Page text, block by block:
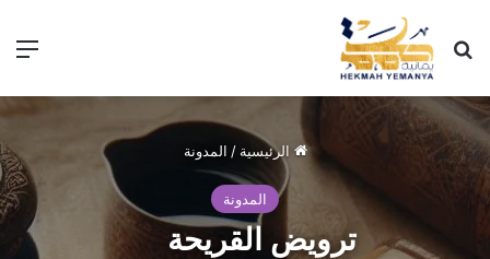
الرئيسية / المدونة
المدونة
ترويض القريحة